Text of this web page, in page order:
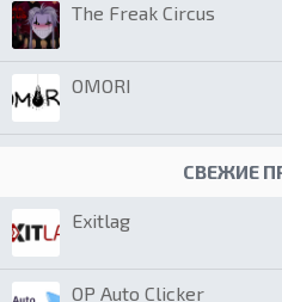
The Freak Circus
OMORI
СВЕЖИЕ
Exitlag
OP Auto Clicker